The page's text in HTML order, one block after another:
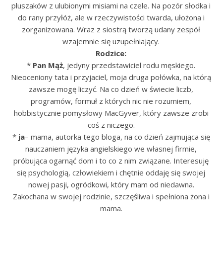
pluszaków z ulubionymi misiami na czele. Na pozór słodka i
do rany przyłóż, ale w rzeczywistości twarda, ułożona i
zorganizowana. Wraz z siostrą tworzą udany zespół
wzajemnie się uzupełniający.
Rodzice:
* Pan Mąż, jedyny przedstawiciel rodu męskiego.
Nieoceniony tata i przyjaciel, moja druga połówka, na którą
zawsze mogę liczyć. Na co dzień w świecie liczb,
programów, formuł z których nic nie rozumiem,
hobbistycznie pomysłowy MacGyver, który zawsze zrobi
coś z niczego.
* ja– mama, autorka tego bloga, na co dzień zajmująca się
nauczaniem języka angielskiego we własnej firmie,
próbująca ogarnąć dom i to co z nim związane. Interesuję
się psychologią, człowiekiem i chętnie oddaję się swojej
nowej pasji, ogródkowi, który mam od niedawna.
Zakochana w swojej rodzinie, szczęśliwa i spełniona żona i
mama.